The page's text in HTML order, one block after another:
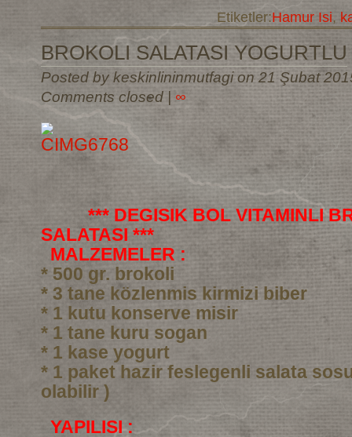
Etiketler:Hamur Isi,
BROKOLI SALATASI YOGURTLU
Posted by keskinlininmutfagi on 21 Şubat
Comments closed| ∞
*** DEGISIK BOL VITAMINLI
SALATASI ***
MALZEMELER :
* 500 gr. brokoli
* 3 tane közlenmis kirmizi biber
* 1 kutu konserve misir
* 1 tane kuru sogan
* 1 kase yogurt
* 1 paket hazir feslegenli salata
olabilir )
YAPILISI :